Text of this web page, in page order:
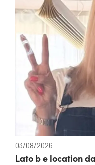
03/08/2026
Lato b e location